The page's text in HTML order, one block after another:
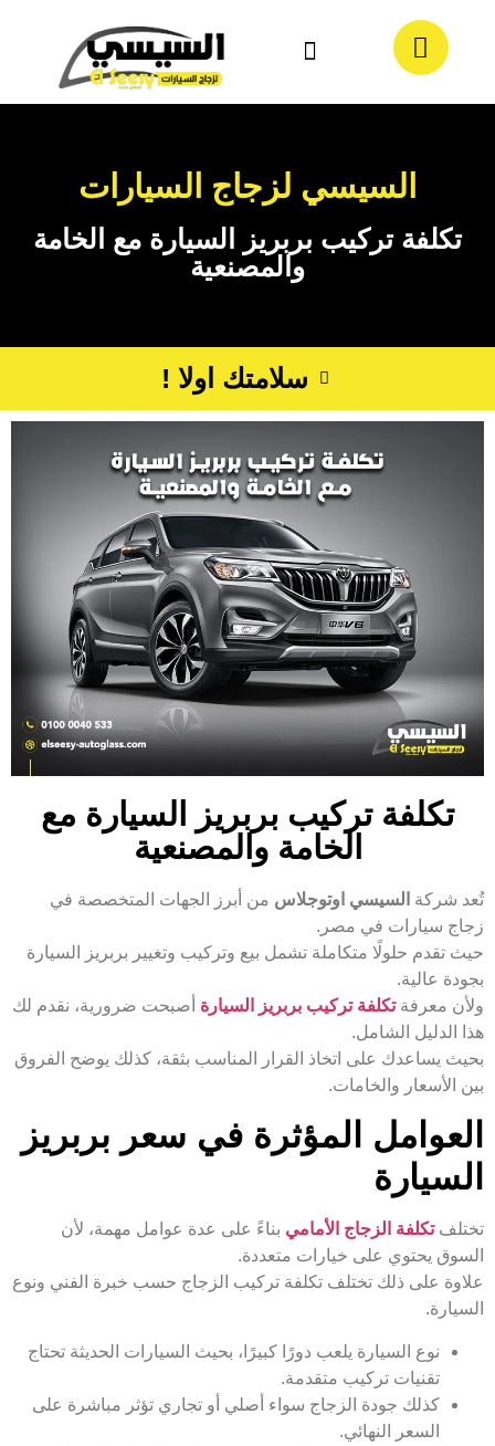
السيسي لزجاج السيارات
تكلفة تركيب بربريز السيارة مع الخامة
والمصنعية
سلامتك اولا !
تكلفة تركيب بربريز السيارة مع
الخامة والمصنعية
تُعد شركة السيسي اوتوجلاس من أبرز الجهات المتخصصة في
زجاج سيارات في مصر.
حيث تقدم حلولًا متكاملة تشمل بيع وتركيب وتغيير بربريز السيارة
بجودة عالية.
ولأن معرفةتكلفة تركيب بربريز السيارة أصبحت ضرورية، نقدم لك
هذا الدليل الشامل.
بحيث يساعدك على اتخاذ القرار المناسب بثقة، كذلك يوضح الفروق
بين الأسعار والخامات.
العوامل المؤثرة في سعر بربريز
السيارة
تختلفتكلفة الزجاج الأمامي بناءً على عدة عوامل مهمة، لأن
السوق يحتوي على خيارات متعددة.
علاوة على ذلك تختلف تكلفة تركيب الزجاج حسب خبرة الفني ونوع
السيارة.
نوع السيارة يلعب دورًا كبيرًا، بحيث السيارات الحديثة تحتاج
تقنيات تركيب متقدمة.
كذلك جودة الزجاج سواء أصلي أو تجاري تؤثر مباشرة على
السعر النهائي.